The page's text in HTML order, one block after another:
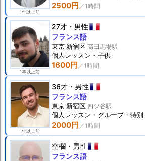
1年以上前
2500円
1年以上前
27才 男性
1600円
フランス語
東京 新宿区 高田馬場駅
個人 レッスン ・子供
1年以上前
36才 男性
2000円
フランス語
東京 新宿区 四ツ谷駅
個人 レッスン ・グループ・特別
空欄 男性
フランス語